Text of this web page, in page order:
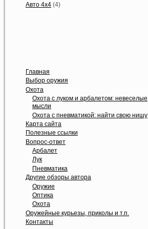
Авто 4х4 (4)
Главная
Выбор оружия
Охота
Охота с луком и арбалетом: невеселые
мысли
Охота с пневматикой: найти свою нишу
Карта сайта
Полезные ссылки
Вопрос-ответ
Арбалет
Лук
Пневматика
Другие обзоры автора
Оружие
Оптика
Охота
Оружейные курьезы, приколы и т.п.
Контакты